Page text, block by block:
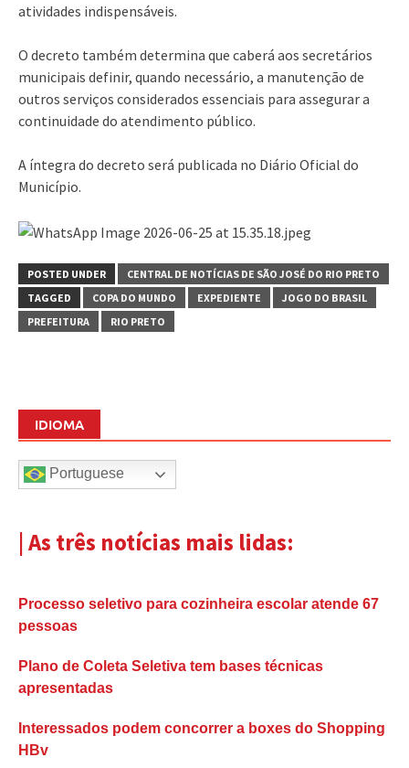
atividades indispensáveis.
O decreto também determina que caberá aos secretários
municipais definir, quando necessário, a manutenção de
outros serviços considerados essenciais para assegurar a
continuidade do atendimento público.
A íntegra do decreto será publicada no Diário Oficial do
Município.
POSTED UNDER
CENTRAL DE NOTÍCIAS DE SÃO JOSÉ DO RIO PRETO
TAGGED
COPA DO MUNDO EXPEDIENTE
JOGO DO BRASIL
PREFEITURA
RIO PRETO
IDIOMA
Portuguese
| As três notícias mais lidas:
Processo seletivo para cozinheira escolar atende 67
pessoas
Plano de Coleta Seletiva tem bases técnicas
apresentadas
Interessados podem concorrer a boxes do Shopping
HBv